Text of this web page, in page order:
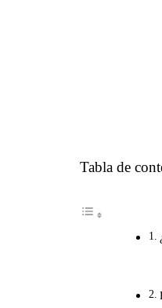
Tabla de